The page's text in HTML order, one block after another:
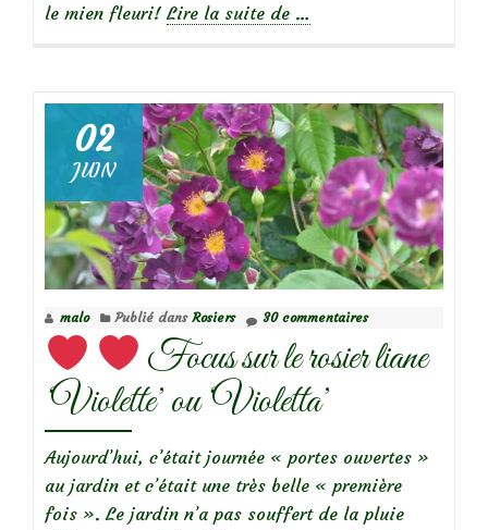
le mien fleuri! Lire la suite de à
élégant
mais
pas
pressé!
…
02
JUIN
malo Publié dans Rosiers 30 commentaires
Focus sur le rosier liane
‘Violette’ ou ‘Violetta’
Aujourd’hui, c’était journée « portes ouvertes »
au jardin et c’était une très belle « première
fois ». Le jardin n’a pas souffert de la pluie